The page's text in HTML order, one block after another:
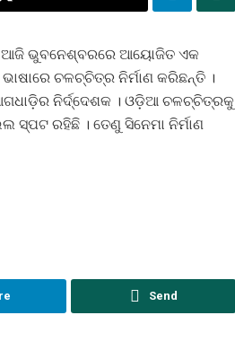
। ଆଜି ଭୁବନେଶ୍ବରରେ ଆୟୋଜିତ ଏକ
ଚଳଚ୍ଚିତ୍ର ନିର୍ମାଣ କରିଛନ୍ତି ।
ନିର୍ଦ୍ଦେଶକ । ଓଡ଼ିଆ ଚଳଚ୍ଚିତ୍ରକୁ
ସ୍ପଟ ରହିଛି । ତେଣୁ ସିନେମା ନିର୍ମାଣ
Send